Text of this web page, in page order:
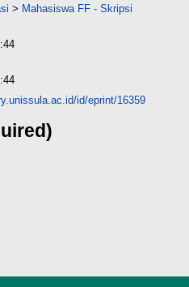
> Mahasiswa FF - Skripsi
id/eprint/16359